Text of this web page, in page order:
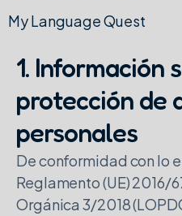
My Language Quest
1. Información
protección de
personales
De conformidad con lo
Reglamento (UE) 2016/
Orgánica 3/2018